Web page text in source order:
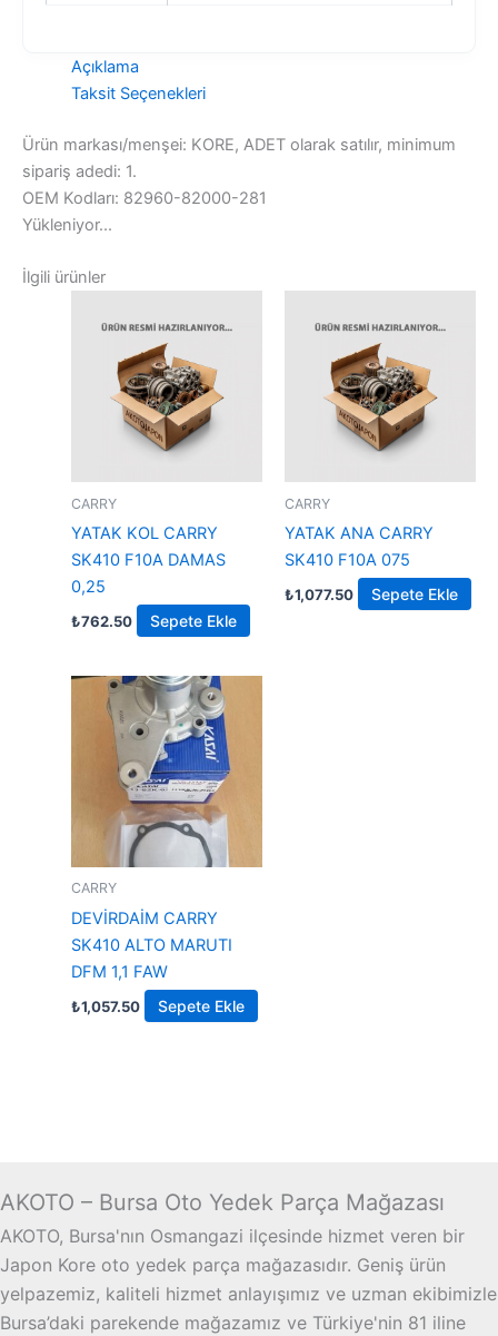
Açıklama
Taksit Seçenekleri
Ürün markası/menşei: KORE, ADET olarak satılır, minimum
sipariş adedi: 1.
OEM Kodları: 82960-82000-281
Yükleniyor...
İlgili ürünler
CARRY
YATAK KOL CARRY
SK410 F10A DAMAS
0,25
₺762.50 Sepete Ekle
CARRY
YATAK ANA CARRY
SK410 F10A 075
₺1,077.50 Sepete Ekle
CARRY
DEVİRDAİM CARRY
SK410 ALTO MARUTI
DFM 1,1 FAW
₺1,057.50 Sepete Ekle
AKOTO – Bursa Oto Yedek Parça Mağazası
AKOTO, Bursa'nın Osmangazi ilçesinde hizmet veren bir
Japon Kore oto yedek parça mağazasıdır. Geniş ürün
yelpazemiz, kaliteli hizmet anlayışımız ve uzman ekibimizle
Bursa’daki parekende mağazamız ve Türkiye'nin 81 iline